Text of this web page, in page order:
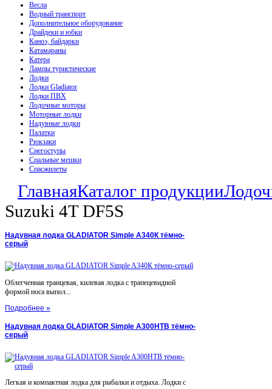
Весла
Водный транспорт
Дополнительное оборудование
Драйдеки и юбки
Каноэ, байдарки
Катамараны
Катера
Лампы туристические
Лодки
Лодки Gladiator
Лодки ПВХ
Лодочные моторы
Моторные лодки
Надувные лодки
Палатки
Рюкзаки
Снегоступы
Спальные мешки
Спасжилеты
ГлавнаяКаталог продукции
Suzuki 4T DF5S
Надувная лодка GLADIATOR Simple A340К тёмно-
серый
Облегченная транцевая, килевая лодка с трапецевидной
формой носа выпол...
Подробнее »
Надувная лодка GLADIATOR Simple A300НТВ тёмно-
серый
Легкая и компактная лодка для рыбалки и отдыха. Лодки с